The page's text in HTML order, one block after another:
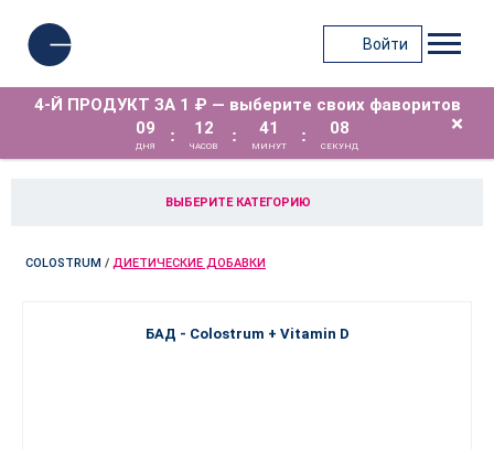
Войти
4-Й ПРОДУКТ ЗА 1 ₽ — выберите своих фаворитов
09
ДНЯ
: 12
ЧАСОВ
: 41
МИНУТ
: 08
СЕКУНД
×
ВЫБЕРИТЕ КАТЕГОРИЮ
COLOSTRUM / ДИЕТИЧЕСКИЕ ДОБАВКИ
БАД - Colostrum + Vitamin D